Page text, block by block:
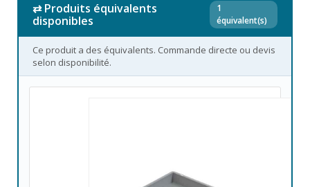
⇄ Produits équivalents
disponibles
1
équivalent(s)
Ce produit a des équivalents. Commande directe ou devis
selon disponibilité.